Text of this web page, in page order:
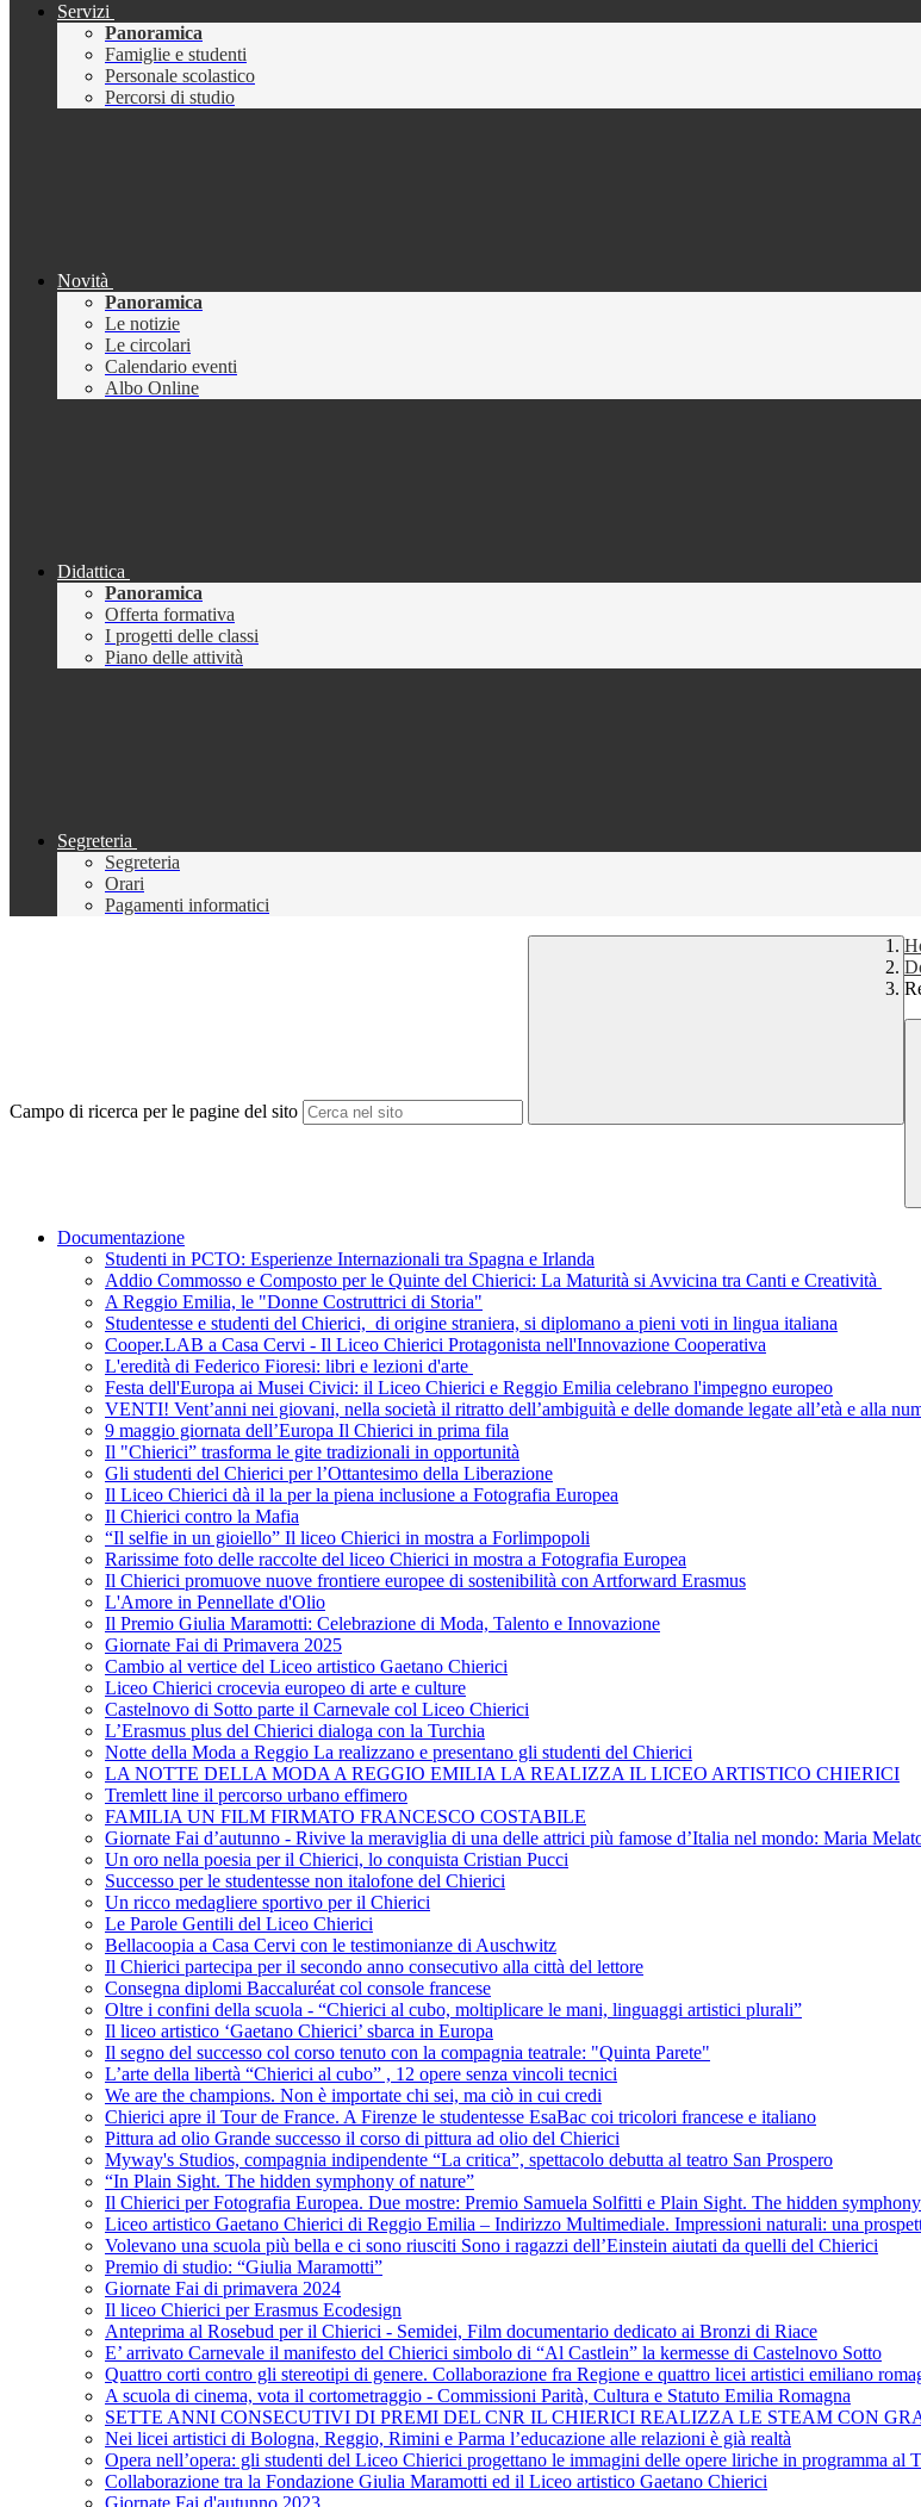
Servizi
Panoramica
Famiglie e studenti
Personale scolastico
Percorsi di studio
Novità
Panoramica
Le notizie
Le circolari
Calendario eventi
Albo Online
Didattica
Panoramica
Offerta formativa
I progetti delle classi
Piano delle attività
Segreteria
Segreteria
Orari
Pagamenti informatici
Campo di ricerca per le pagine del sito
Documentazione
Studenti in PCTO: Esperienze Internazionali tra Spagna e Irlanda
Addio Commosso e Composto per le Quinte del Chierici: La Maturità si Avvicina tra Canti e Creatività
A Reggio Emilia, le "Donne Costruttrici di Storia"
Studentesse e studenti del Chierici, di origine straniera, si diplomano a pieni voti in lingua italiana
Cooper.LAB a Casa Cervi - Il Liceo Chierici Protagonista nell'Innovazione Cooperativa
L'eredità di Federico Fioresi: libri e lezioni d'arte
Festa dell'Europa ai Musei Civici: il Liceo Chierici e Reggio Emilia celebrano l'impegno europeo
VENTI! Vent’anni nei giovani, nella società il ritratto dell’ambiguità e delle domande legate all’età e alla
9 maggio giornata dell’Europa Il Chierici in prima fila
Il "Chierici” trasforma le gite tradizionali in opportunità
Gli studenti del Chierici per l’Ottantesimo della Liberazione
Il Liceo Chierici dà il la per la piena inclusione a Fotografia Europea
Il Chierici contro la Mafia
“Il selfie in un gioiello” Il liceo Chierici in mostra a Forlimpopoli
Rarissime foto delle raccolte del liceo Chierici in mostra a Fotografia Europea
Il Chierici promuove nuove frontiere europee di sostenibilità con Artforward Erasmus
L'Amore in Pennellate d'Olio
Il Premio Giulia Maramotti: Celebrazione di Moda, Talento e Innovazione
Giornate Fai di Primavera 2025
Cambio al vertice del Liceo artistico Gaetano Chierici
Liceo Chierici crocevia europeo di arte e culture
Castelnovo di Sotto parte il Carnevale col Liceo Chierici
L’Erasmus plus del Chierici dialoga con la Turchia
Notte della Moda a Reggio La realizzano e presentano gli studenti del Chierici
LA NOTTE DELLA MODA A REGGIO EMILIA LA REALIZZA IL LICEO ARTISTICO CHIERICI
Tremlett line il percorso urbano effimero
FAMILIA UN FILM FIRMATO FRANCESCO COSTABILE
Giornate Fai d’autunno - Rivive la meraviglia di una delle attrici più famose d’Italia nel mondo: Maria
Un oro nella poesia per il Chierici, lo conquista Cristian Pucci
Successo per le studentesse non italofone del Chierici
Un ricco medagliere sportivo per il Chierici
Le Parole Gentili del Liceo Chierici
Bellacoopia a Casa Cervi con le testimonianze di Auschwitz
Il Chierici partecipa per il secondo anno consecutivo alla città del lettore
Consegna diplomi Baccaluréat col console francese
Oltre i confini della scuola - “Chierici al cubo, moltiplicare le mani, linguaggi artistici plurali”
Il liceo artistico ‘Gaetano Chierici’ sbarca in Europa
Il segno del successo col corso tenuto con la compagnia teatrale: "Quinta Parete"
L’arte della libertà “Chierici al cubo” , 12 opere senza vincoli tecnici
We are the champions. Non è importate chi sei, ma ciò in cui credi
Chierici apre il Tour de France. A Firenze le studentesse EsaBac coi tricolori francese e italiano
Pittura ad olio Grande successo il corso di pittura ad olio del Chierici
Myway's Studios, compagnia indipendente “La critica”, spettacolo debutta al teatro San Prospero
“In Plain Sight. The hidden symphony of nature”
Il Chierici per Fotografia Europea. Due mostre: Premio Samuela Solfitti e Plain Sight. The hidden
Liceo artistico Gaetano Chierici di Reggio Emilia – Indirizzo Multimediale. Impressioni naturali: una
Volevano una scuola più bella e ci sono riusciti Sono i ragazzi dell’Einstein aiutati da quelli del Chierici
Premio di studio: “Giulia Maramotti”
Giornate Fai di primavera 2024
Il liceo Chierici per Erasmus Ecodesign
Anteprima al Rosebud per il Chierici - Semidei, Film documentario dedicato ai Bronzi di Riace
E’ arrivato Carnevale il manifesto del Chierici simbolo di “Al Castlein” la kermesse di Castelnovo Sotto
Quattro corti contro gli stereotipi di genere. Collaborazione fra Regione e quattro licei artistici emiliano
A scuola di cinema, vota il cortometraggio - Commissioni Parità, Cultura e Statuto Emilia Romagna
SETTE ANNI CONSECUTIVI DI PREMI DEL CNR IL CHIERICI REALIZZA LE STEAM CON
Nei licei artistici di Bologna, Reggio, Rimini e Parma l’educazione alle relazioni è già realtà
Opera nell’opera: gli studenti del Liceo Chierici progettano le immagini delle opere liriche in programma al
Collaborazione tra la Fondazione Giulia Maramotti ed il Liceo artistico Gaetano Chierici